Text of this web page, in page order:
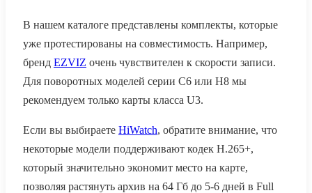
В нашем каталоге представлены комплекты, которые
уже протестированы на совместимость. Например,
бренд EZVIZ очень чувствителен к скорости записи.
Для поворотных моделей серии C6 или H8 мы
рекомендуем только карты класса U3.
Если вы выбираете HiWatch, обратите внимание, что
некоторые модели поддерживают кодек H.265+,
который значительно экономит место на карте,
позволяя растянуть архив на 64 Гб до 5-6 дней в Full